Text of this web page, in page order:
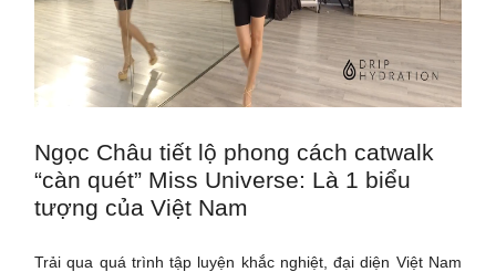
Ngọc Châu tiết lộ phong cách catwalk
“càn quét” Miss Universe: Là 1 biểu
tượng của Việt Nam
Trải qua quá trình tập luyện khắc nghiệt, đại diện Việt Nam